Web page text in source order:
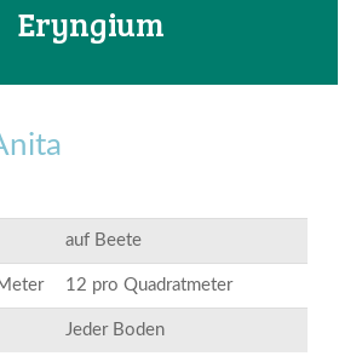
Eryngium
auf Beete
12 pro Quadratmeter
Jeder Boden